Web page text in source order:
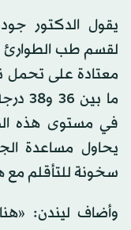
يقول الدكتور
لقسم طب الطوارئ
معتادة على تحمل
ما
في مستوى هذه
يحاول مساعدة
سخونة للتأقلم مع
وأضاف ليندن: